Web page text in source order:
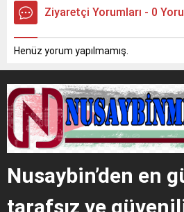
Ziyaretçi Yorumları - 0
Henüz yorum yapılmamış.
Nusaybin’den en
tarafsız ve